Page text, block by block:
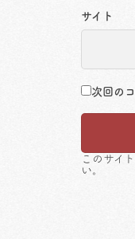
サイト
次回の
このサイ
い。